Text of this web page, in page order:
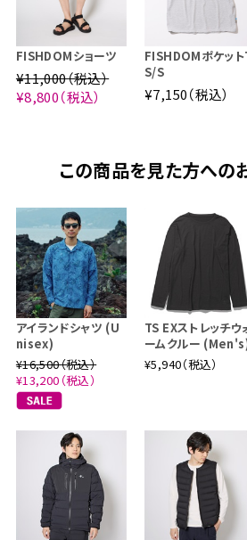
FISHDOMショーツ
¥11,000（税込）
¥8,800（税込）
FISHDOMポケッ
S/S
¥7,150（税込）
この商品を見た方への
アイランドシャツ (U
nisex)
¥16,500（税込）
¥13,200（税込）
TS EXストレッチウ
ームクルー
¥5,940（税込）